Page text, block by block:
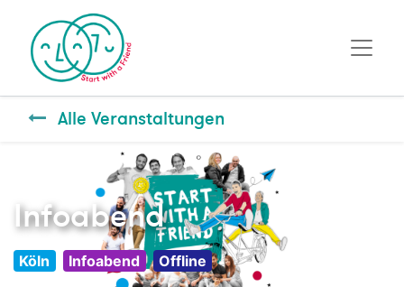
Alle Veranstaltungen
Infoabend
Köln Infoabend Offline